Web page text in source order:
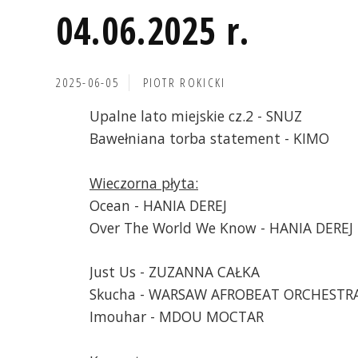
04.06.2025 r.
2025-06-05 PIOTR ROKICKI
Upalne lato miejskie cz.2 - SNUZ
Bawełniana torba statement - KIMO
Wieczorna płyta:
Ocean - HANIA DEREJ
Over The World We Know - HANIA DEREJ
Just Us - ZUZANNA CAŁKA
Skucha - WARSAW AFROBEAT
Imouhar - MDOU MOCTAR